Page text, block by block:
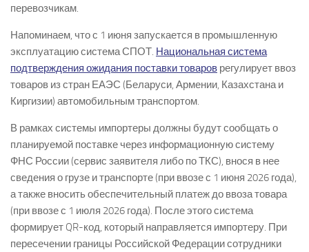
перевозчикам.
Напоминаем, что с 1 июня запускается в промышленную
эксплуатацию система СПОТ. Национальная система
подтверждения ожидания поставки товаров регулирует ввоз
товаров из стран ЕАЭС (Беларуси, Армении, Казахстана и
Киргизии) автомобильным транспортом.
В рамках системы импортеры должны будут сообщать о
планируемой поставке через информационную систему
ФНС России (сервис заявителя либо по ТКС), внося в нее
сведения о грузе и транспорте (при ввозе с 1 июня 2026 года),
а также вносить обеспечительный платеж до ввоза товара
(при ввозе с 1 июля 2026 года). После этого система
формирует QR-код, который направляется импортеру. При
пересечении границы Российской Федерации сотрудники